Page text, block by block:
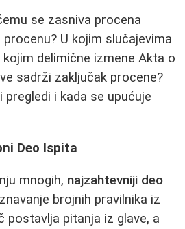
se zasniva procena
U kojim slučajevima
delimične izmene Akta o
sadrži zaključak procene?
i kada se upućuje
Deo Ispita
mnogih, najzahtevniji deo
brojnih pravilnika iz
postavlja pitanja iz glave, a